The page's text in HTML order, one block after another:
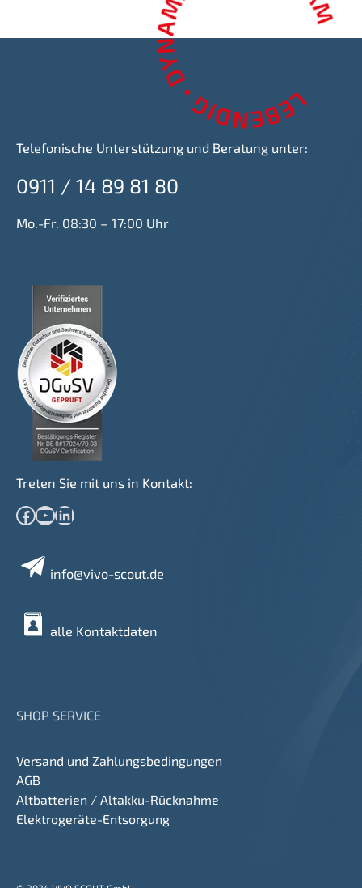
Telefonische Unterstützung und Beratung unter:
0911 / 14 89 81 80
Mo.-Fr. 08:30 – 17:00 Uhr
Treten Sie mit uns in Kontakt:
Facebook YouTube LinkedIn
info@vivo-scout.de
alle Kontaktdaten
SHOP SERVICE
Versand und Zahlungsbedingungen
AGB
Altbatterien / Altakku-Rücknahme
Elektrogeräte-Entsorgung